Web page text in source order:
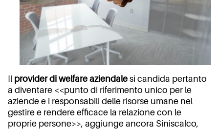
Il provider di welfare aziendale si candida pertanto
a diventare <<punto di riferimento unico per le
aziende e i responsabili delle risorse umane nel
gestire e rendere efficace la relazione con le
proprie persone>>, aggiunge ancora Siniscalco,